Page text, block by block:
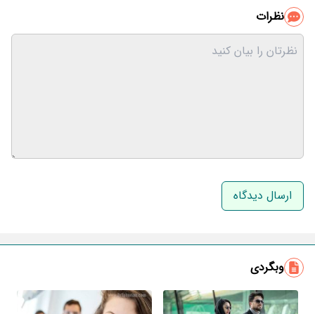
نظرات
نام و نام خانوادگی
وبگردی